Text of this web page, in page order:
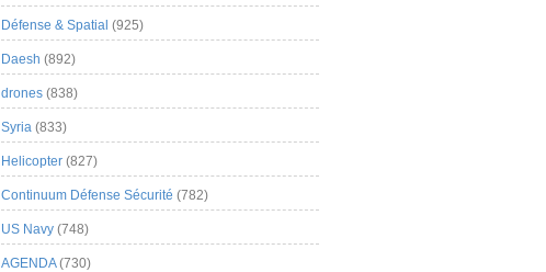
Défense & Spatial (925)
Daesh (892)
drones (838)
Syria (833)
Helicopter (827)
Continuum Défense Sécurité (782)
US Navy (748)
AGENDA(730)